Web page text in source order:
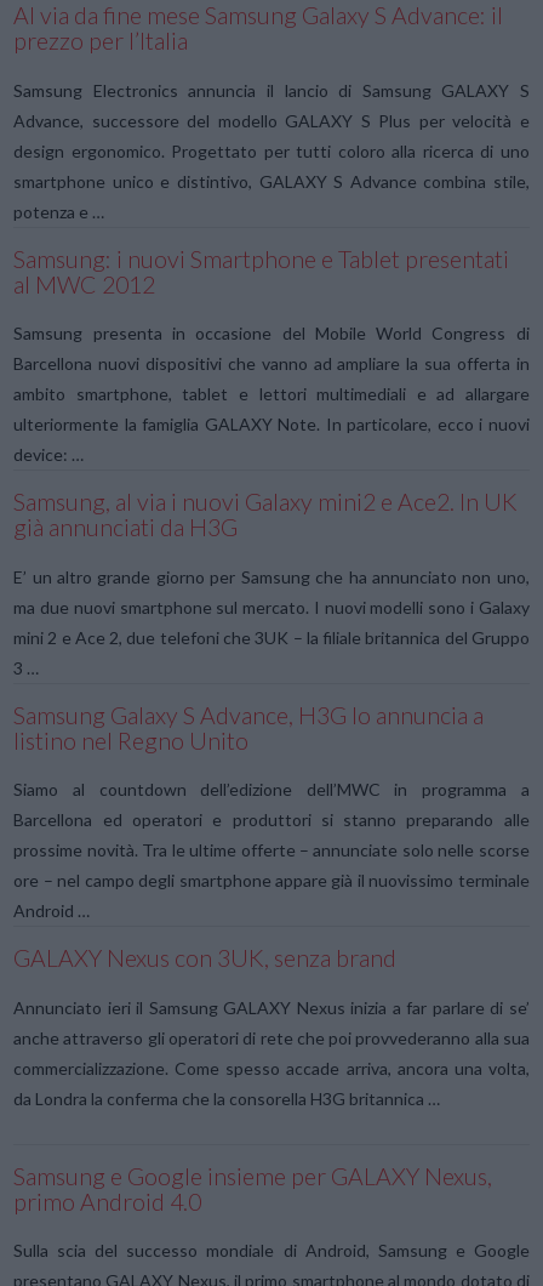
Al via da fine mese Samsung Galaxy S Advance: il
prezzo per l’Italia
Samsung Electronics annuncia il lancio di Samsung GALAXY S
Advance, successore del modello GALAXY S Plus per velocità e
design ergonomico. Progettato per tutti coloro alla ricerca di uno
smartphone unico e distintivo, GALAXY S Advance combina stile,
potenza e …
Samsung: i nuovi Smartphone e Tablet presentati
al MWC 2012
Samsung presenta in occasione del Mobile World Congress di
Barcellona nuovi dispositivi che vanno ad ampliare la sua offerta in
ambito smartphone, tablet e lettori multimediali e ad allargare
ulteriormente la famiglia GALAXY Note. In particolare, ecco i nuovi
device: …
Samsung, al via i nuovi Galaxy mini2 e Ace2. In UK
già annunciati da H3G
E’ un altro grande giorno per Samsung che ha annunciato non uno,
ma due nuovi smartphone sul mercato. I nuovi modelli sono i Galaxy
mini 2 e Ace 2, due telefoni che 3UK – la filiale britannica del Gruppo
3 …
Samsung Galaxy S Advance, H3G lo annuncia a
listino nel Regno Unito
Siamo al countdown dell’edizione dell’MWC in programma a
Barcellona ed operatori e produttori si stanno preparando alle
prossime novità. Tra le ultime offerte – annunciate solo nelle scorse
ore – nel campo degli smartphone appare già il nuovissimo terminale
Android …
GALAXY Nexus con 3UK, senza brand
Annunciato ieri il Samsung GALAXY Nexus inizia a far parlare di se’
anche attraverso gli operatori di rete che poi provvederanno alla sua
commercializzazione. Come spesso accade arriva, ancora una volta,
da Londra la conferma che la consorella H3G britannica …
Samsung e Google insieme per GALAXY Nexus,
primo Android 4.0
Sulla scia del successo mondiale di Android, Samsung e Google
presentano GALAXY Nexus, il primo smartphone al mondo dotato di